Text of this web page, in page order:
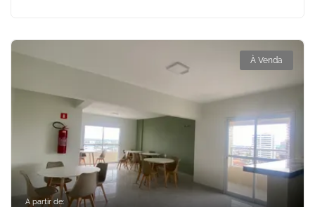
À Venda
A partir de: